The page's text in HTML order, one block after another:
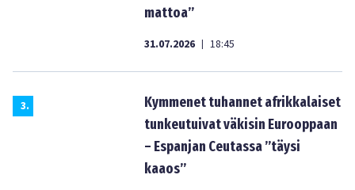
mattoa”
31.07.2026 | 18:45
3.
Kymmenet tuhannet afrikkalaiset
tunkeutuivat väkisin Eurooppaan
– Espanjan Ceutassa ”täysi
kaaos”